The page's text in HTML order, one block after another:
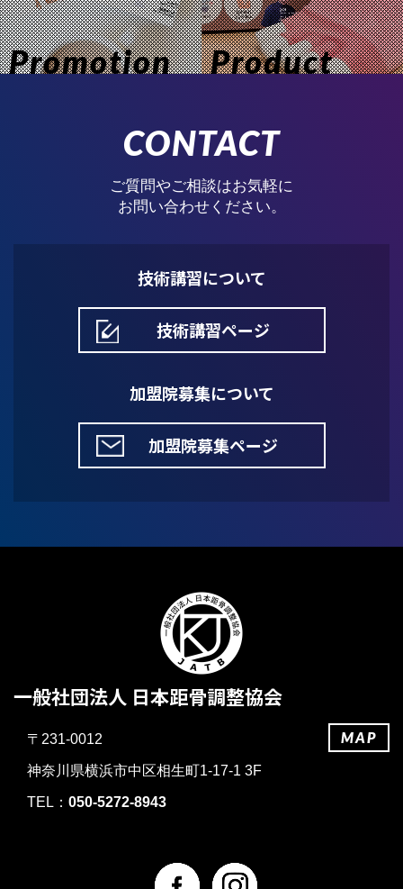
Promotion Product
CONTACT
ご質問やご相談はお気軽に
お問い合わせください。
技術講習について
技術講習ページ
加盟院募集について
加盟院募集ページ
一般社団法人 日本距骨調整協会
〒231-0012
神奈川県横浜市中区相生町1-17-1 3F
TEL： 050-5272-8943
MAP